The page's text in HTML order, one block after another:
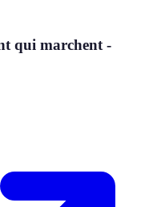
qui marchent -